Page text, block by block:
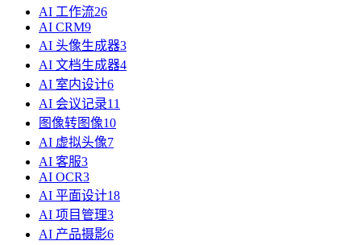
AI 工作流26
AI CRM9
AI 头像生成器3
AI 文档生成器4
AI 室内设计6
AI 会议记录11
图像转图像10
AI 虚拟头像7
AI 客服3
AI OCR3
AI 平面设计18
AI 项目管理3
AI 产品摄影6